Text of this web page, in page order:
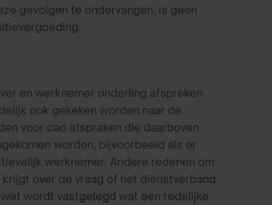
gevolgen te ondervangen, is geen
en werknemer onderling afspreken
ook gekeken worden naar de
voor cao afspraken die daarboven
worden, bijvoorbeeld als er
werknemer. Andere redenen om
over de vraag of het dienstverband
wordt vastgelegd wat een redelijke